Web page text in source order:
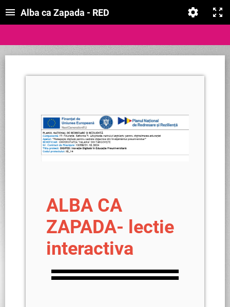
Alba ca Zapada - RED
ALBA CA
ZAPADA- lectie
interactiva